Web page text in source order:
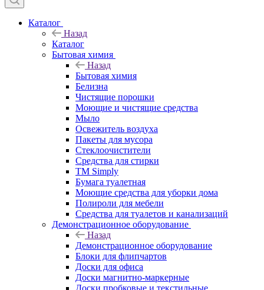
Каталог
Назад
Каталог
Бытовая химия
Назад
Бытовая химия
Белизна
Чистящие порошки
Моющие и чистящие средства
Мыло
Освежитель воздуха
Пакеты для мусора
Стеклоочистители
Средства для стирки
TM Simply
Бумага туалетная
Моющие средства для уборки дома
Полироли для мебели
Средства для туалетов и канализаций
Демонстрационное оборудование
Назад
Демонстрационное оборудование
Блоки для флипчартов
Доски для офиса
Доски магнитно-маркерные
Доски пробковые и текстильные